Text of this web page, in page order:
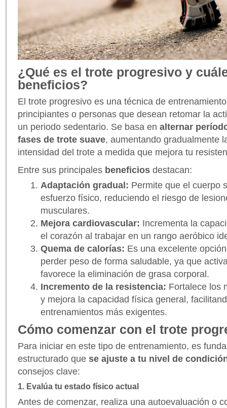
¿Qué es el trote progresivo y
beneficios?
El trote progresivo es una técnica de
principiantes o personas que desean retomar la
un periodo sedentario. Se basa en alternar
fases de trote suave, aumentando gradualmente
intensidad del trote a medida que mejora tu
Entre sus principales beneficios destacan:
Adaptación gradual: Permite que el cuerpo
esfuerzo físico, reduciendo el riesgo de
musculares.
Mejora cardiovascular: Incrementa la
el corazón al trabajar en un rango aeróbico
Quema de calorías: Es una excelente
perder peso de forma saludable, ya que
favorece la eliminación de grasa corporal.
Incremento de la resistencia: Fortalece los
y mejora la capacidad física general,
entrenamientos más exigentes.
Cómo comenzar con el trote
Para iniciar en este tipo de entrenamiento, es
estructurado que se ajuste a tu nivel de
consejos clave:
1. Evalúa tu estado físico actual
Antes de comenzar, realiza una autoevaluación o